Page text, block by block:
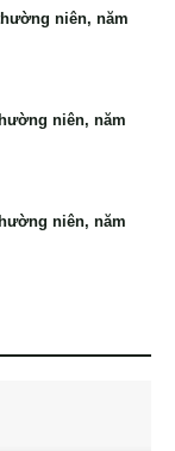
niên, năm
niên, năm
niên, năm